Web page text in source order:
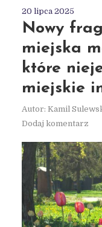
20 lipca 2025
Nowy
miejska
które
miejskie
Autor: Kamil
Dodaj komentarz